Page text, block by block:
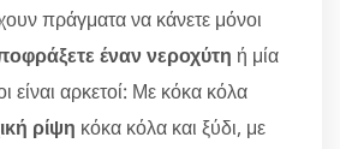
πράγματα να κάνετε μόνοι
έναν νεροχύτη ή μία
είναι αρκετοί: Με κόκα κόλα
ρίψη κόκα κόλα και ξύδι, με